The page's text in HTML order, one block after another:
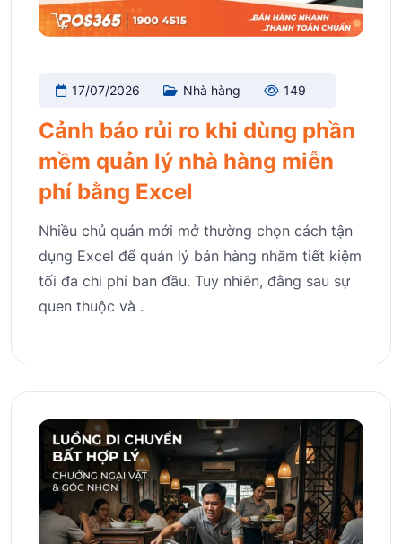
17/07/2026 Nhà hàng 149
Cảnh báo rủi ro khi dùng phần
mềm quản lý nhà hàng miễn
phí bằng Excel
Nhiều chủ quán mới mở thường chọn cách tận
dụng Excel để quản lý bán hàng nhằm tiết kiệm
tối đa chi phí ban đầu. Tuy nhiên, đằng sau sự
quen thuộc và .